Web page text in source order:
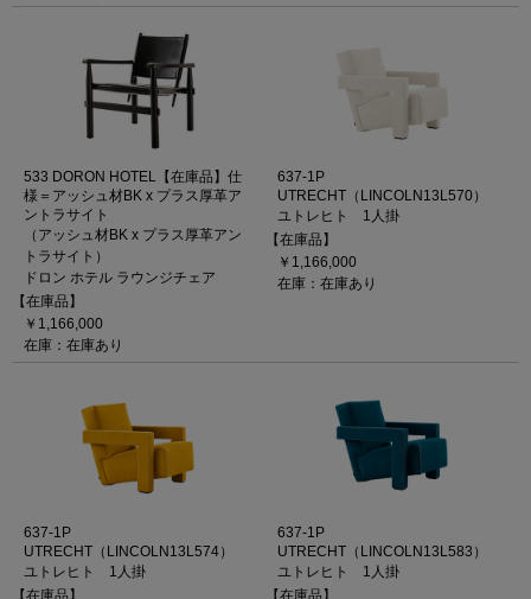
533 DORON HOTEL【在庫品】仕
様＝アッシュ材BK x プラス厚革ア
ントラサイト
（アッシュ材BK x プラス厚革アン
トラサイト）
ドロン ホテル ラウンジチェア
【在庫品】
￥1,166,000
在庫：在庫あり
637-1P
UTRECHT（LINCOLN13L570）
ユトレヒト 1人掛
【在庫品】
￥1,166,000
在庫：在庫あり
637-1P
UTRECHT（LINCOLN13L574）
ユトレヒト 1人掛
【在庫品】
637-1P
UTRECHT（LINCOLN13L583）
ユトレヒト 1人掛
【在庫品】